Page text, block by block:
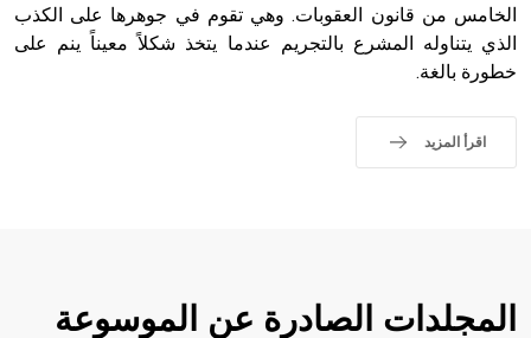
الخامس من قانون العقوبات. وهي تقوم في جوهرها على الكذب
الذي يتناوله المشرع بالتجريم عندما يتخذ شكلاً معيناً ينم على
خطورة بالغة.
اقرأ المزيد
المجلدات الصادرة عن الموسوعة